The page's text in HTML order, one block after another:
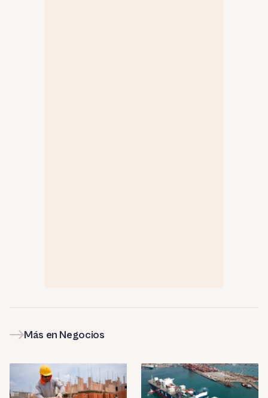
Más en Negocios